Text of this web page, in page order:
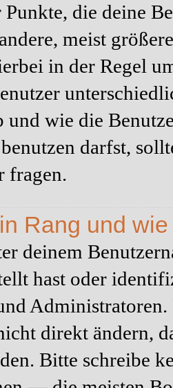
Punkte, die deine
meist
in der Regel
und wie die
darfst,
fragen.
Rang und
deinem
hast oder
direkt ändern,
Bitte schreibe